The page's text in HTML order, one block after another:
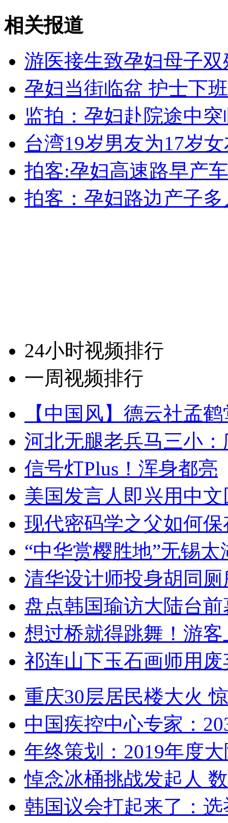
相关报道
游医接生致孕妇母子
孕妇当街临盆 护士下
监拍：孕妇赴院途中
台湾19岁男友为17岁
拍客:孕妇高速路早产
拍客：孕妇路边产子
24小时视频排行
一周视频排行
【中国风】德云社孟
河北无腿老兵马三小
信号灯Plus！浑身都亮
美国发言人即兴用中
现代密码学之父如何
“中华赏樱胜地”无锡
清华设计师投身胡同
盘点韩国瑜访大陆台
想过桥就得跳舞！游客
祁连山下玉石画师用
重庆30层居民楼大火
中国疾控中心专家：
年终策划：2019年度
悼念冰桶挑战发起人
韩国议会打起来了：